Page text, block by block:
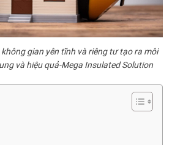
gian yên tĩnh và riêng tư tạo ra môi
và hiệu quả-Mega Insulated Solution